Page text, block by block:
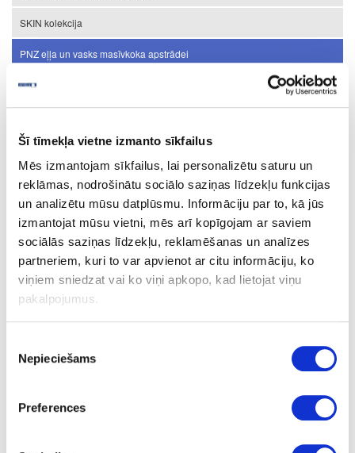
Šī tīmekļa vietne izmanto sīkfailus
Mēs izmantojam sīkfailus, lai personalizētu saturu un
reklāmas, nodrošinātu sociālo saziņas līdzekļu funkcijas
un analizētu mūsu datplūsmu. Informāciju par to, kā jūs
izmantojat mūsu vietni, mēs arī kopīgojam ar saviem
sociālās saziņas līdzekļu, reklamēšanas un analīzes
partneriem, kuri to var apvienot ar citu informāciju, ko
viņiem sniedzat vai ko viņi apkopo, kad lietojat viņu
pakalpojumus.
izvēle
Nepieciešams
Preferences
SKIN kolekcija
PNZ eļļa un vasks masīvkoka apstrādei
FEELNESS plātnes
REHAU RAUVOLET NOBLE MATT jaunas krāsas
Atvilktņu grīdas
ROCKO Tiles sienas paneļi
RAUVOLET NOBLE MATT
REHAU matētas akrila plātnes
REHAU Dizaina MDF plātnes